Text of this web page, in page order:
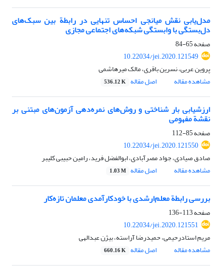
مدل‌یابی نقش میانجی احساس تنهایی در رابطة بین سبک‌های
دل‌بستگی با وابستگی شبکه‏‌های اجتماعی مجازی
صفحه65-84
10.22034/jei.2020.121549
پروین عربی، نسرین باقری، مالک میرهاشمی
مشاهده مقاله
اصل مقاله 536.12 K
ارزشیابی بار شناختی و روش‌های نمره‌دهی آزمون‌های مبتنی بر
نقشة مفهومی
صفحه85-112
10.22034/jei.2020.121550
صادق صیادی، جواد مصرآبادی، ابوالفضل فرید، رامین حبیبی کلیبر
مشاهده مقاله
اصل مقاله 1.03 M
بررسی رابطة معلم‌ارشدی با خودکارآمدی معلمان تازه‌کار
صفحه113-136
10.22034/jei.2020.121551
مریم استادرحیمی، حمیدرضا آراسته، بیژن عبدالهی
مشاهده مقاله
اصل مقاله 660.16 K